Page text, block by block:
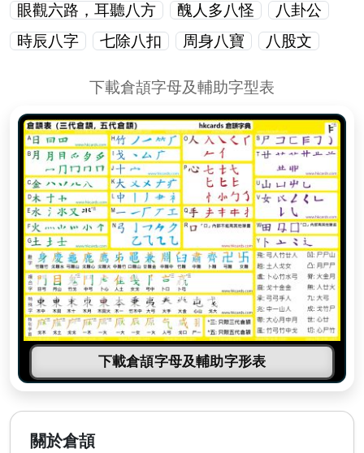
眼觀六路，耳聽八方
醜人多八怪
八卦公
時辰八字
七除八扣 周身八寶 八股文
下載倉頡字母及輔助字型表
下載倉頡字母及輔助字形表
關於倉頡